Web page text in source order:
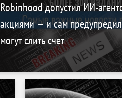
Robinhood допустил ИИ-
акциями — и сам
могут слить счет